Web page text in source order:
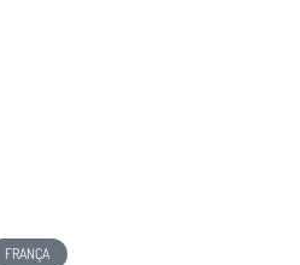
FRANÇA